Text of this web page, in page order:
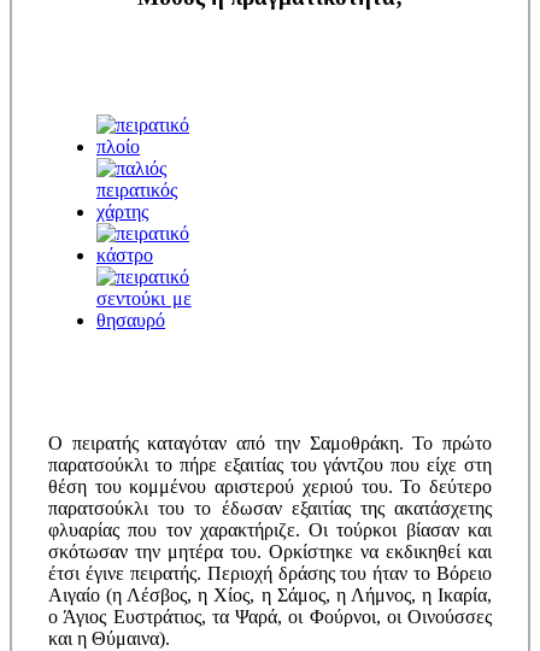
Ο πειρατής καταγόταν από την Σαμοθράκη. Το πρώτο
παρατσούκλι το πήρε εξαιτίας του γάντζου που είχε στη
θέση του κομμένου αριστερού χεριού του. Το δεύτερο
παρατσούκλι του το έδωσαν εξαιτίας της ακατάσχετης
φλυαρίας που τον χαρακτήριζε. Οι τούρκοι βίασαν και
σκότωσαν την μητέρα του. Ορκίστηκε να εκδικηθεί και
έτσι έγινε πειρατής. Περιοχή δράσης του ήταν το Βόρειο
Αιγαίο (η Λέσβος, η Χίος, η Σάμος, η Λήμνος, η Ικαρία,
ο Άγιος Ευστράτιος, τα Ψαρά, οι Φούρνοι, οι Οινούσσες
και η Θύμαινα).